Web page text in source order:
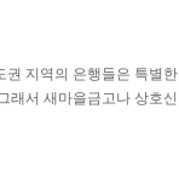
권 지역의 은행들은 특별한
래서 새마을금고나 상호신